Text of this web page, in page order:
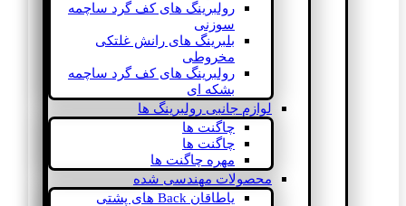
رولبرینگ های کف گرد ساچمه
سوزنی
بلبرینگ های رانش غلتکی
مخروطی
رولبرینگ های کف گرد ساچمه
بشکه ای
لوازم جانبی رولبرینگ ها
چاگنت ها
چاگنت ها
مهره چاگنت ها
محصولات مهندسی شده
یاطاقان Back های پشتی